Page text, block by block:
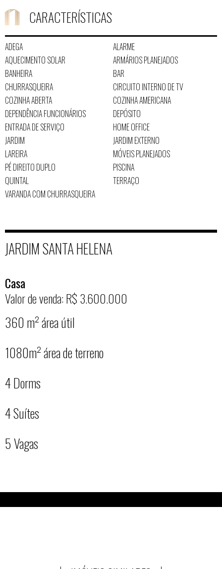
CARACTERÍSTICAS
ADEGA
ALARME
AQUECIMENTO SOLAR
ARMÁRIOS PLANEJADOS
BANHEIRA
BAR
CHURRASQUEIRA
CIRCUITO INTERNO DE TV
COZINHA ABERTA
COZINHA AMERICANA
DEPENDÊNCIA FUNCIONÁRIOS
DEPÓSITO
ENTRADA DE SERVIÇO
HOME OFFICE
JARDIM
JARDIM EXTERNO
LAREIRA
MÓVEIS PLANEJADOS
PÉ DIREITO DUPLO
PISCINA
QUINTAL
TERRAÇO
VARANDA COM CHURRASQUEIRA
JARDIM SANTA HELENA
Casa
Valor de venda: R$ 3.600.000
360 m² área útil
1080m² área de terreno
4 Dorms
4 Suítes
5 Vagas